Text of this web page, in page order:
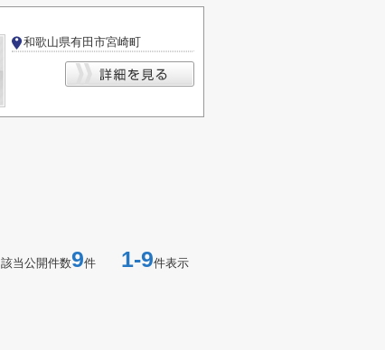
和歌山県有田市宮崎町
該当公開件数9件 1-9件表示